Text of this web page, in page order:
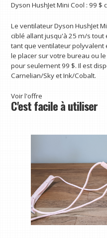
Dyson HushJet Mini Cool : 99 $
Le ventilateur Dyson HushJet
ciblé allant jusqu'à 25 m/s tout
tant que ventilateur polyvalent
le placer sur votre bureau ou
pour seulement 99 $. Il est
Carnelian/Sky et Ink/Cobalt.
Voir l'offre
C'est facile à utiliser